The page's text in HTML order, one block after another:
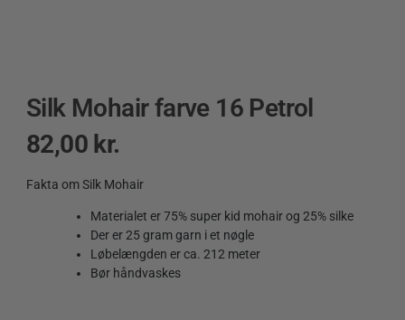
Silk Mohair farve 16 Petrol
82,00 kr.
Fakta om Silk Mohair
Materialet er 75% super kid mohair og 25% silke
Der er 25 gram garn i et nøgle
Løbelængden er ca. 212 meter
Bør håndvaskes